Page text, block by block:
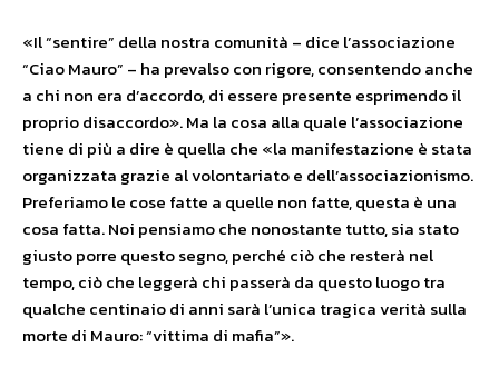
«Il “sentire” della nostra comunità – dice l’associazione
“Ciao Mauro” – ha prevalso con rigore, consentendo anche
a chi non era d’accordo, di essere presente esprimendo il
proprio disaccordo». Ma la cosa alla quale l’associazione
tiene di più a dire è quella che «la manifestazione è stata
organizzata grazie al volontariato e dell’associazionismo.
Preferiamo le cose fatte a quelle non fatte, questa è una
cosa fatta. Noi pensiamo che nonostante tutto, sia stato
giusto porre questo segno, perché ciò che resterà nel
tempo, ciò che leggerà chi passerà da questo luogo tra
qualche centinaio di anni sarà l’unica tragica verità sulla
morte di Mauro: “vittima di mafia”».